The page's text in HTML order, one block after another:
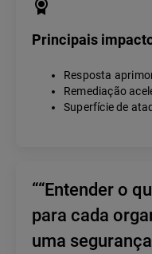
““Entender o
para cada
uma
Principais
Resposta
Remediação
Superfície de